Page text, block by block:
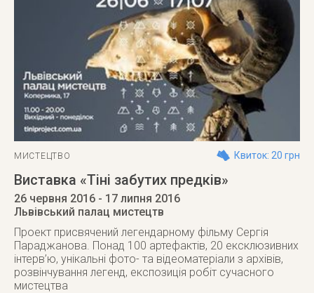
МИСТЕЦТВО Квиток: 20 грн
Виставка «Тіні забутих предків»
26 червня 2016 - 17 липня 2016
Львівський палац мистецтв
Проект присвячений легендарному фільму Сергія
Параджанова. Понад 100 артефактів, 20 ексклюзивних
інтерв’ю, унікальні фото- та відеоматеріали з архівів,
розвінчування легенд, експозиція робіт сучасного
мистецтва